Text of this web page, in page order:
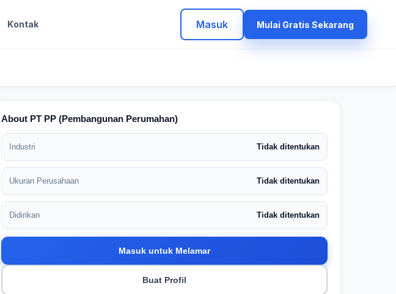
Kontak Masuk Mulai Gratis Sekarang
About PT PP (Pembangunan Perumahan)
Industri Tidak ditentukan
Ukuran Perusahaan Tidak ditentukan
Didirikan Tidak ditentukan
Masuk untuk Melamar
Buat Profil